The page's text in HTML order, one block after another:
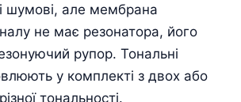
шумові, але мембрана
не має резонатора, його
рупор. Тональні
у комплекті з двох або
тональності.